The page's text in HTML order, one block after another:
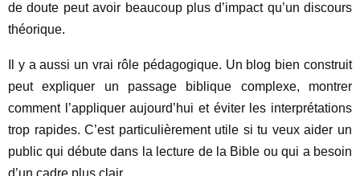
de doute peut avoir beaucoup plus d’impact qu’un discours
théorique.
Il y a aussi un vrai rôle pédagogique. Un blog bien construit
peut expliquer un passage biblique complexe, montrer
comment l’appliquer aujourd’hui et éviter les interprétations
trop rapides. C’est particulièrement utile si tu veux aider un
public qui débute dans la lecture de la Bible ou qui a besoin